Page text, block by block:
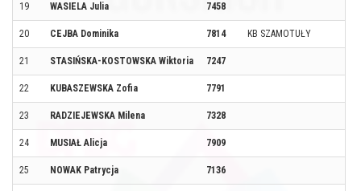
19 WASIELA Julia 7458
20 CEJBA Dominika 7814 KB SZAMOTUŁY
21 STASIŃSKA-KOSTOWSKA Wiktoria 7247
22 KUBASZEWSKA Zofia 7791
23 RADZIEJEWSKA Milena 7328
24 MUSIAŁ Alicja 7909
25 NOWAK Patrycja 7136